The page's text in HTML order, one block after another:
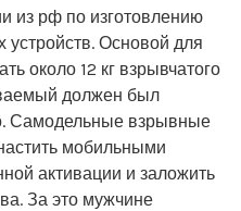
из рф по изготовлению
Основой для
около 12 кг взрывчатого
должен был
Самодельные взрывные
мобильными
активации и заложить
За это мужчине